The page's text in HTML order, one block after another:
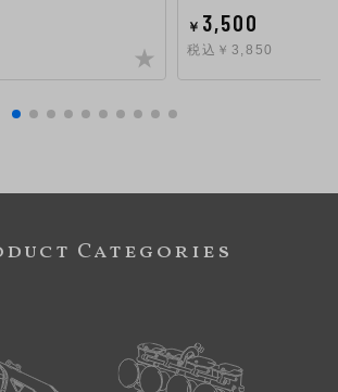
￥ 3,500
税込￥3,850
Categories